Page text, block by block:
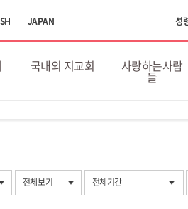
JAPAN 성
국내외 지교회 사랑하는사람
들
전체보기 전체기간